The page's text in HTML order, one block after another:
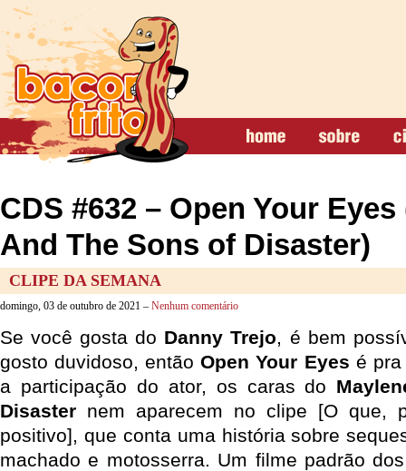
CDS #632 – Open Your
And The Sons of Disaster)
CLIPE DA SEMANA
domingo, 03 de outubro de 2021 – Nenhum comentário
Se você gosta do Danny Trejo, é bem
gosto duvidoso, entãoOpen Your Eyes é pra
a participação do ator, os caras do
Disaster nem aparecem no clipe [O que,
positivo], que conta uma história sobre
machado e motosserra. Um filme padrão